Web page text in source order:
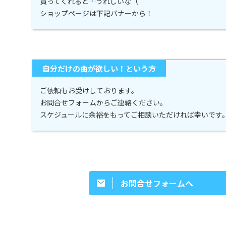
ショップページは下記バナーから！
自分だけの曲が欲しい！という方
ご依頼もお受けしております。
お問合せフォームからご連絡ください。
スケジュールに余裕をもってご相談いただければ幸いです
お問合せフォームへ